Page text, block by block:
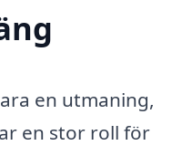
en utmaning,
en stor roll för